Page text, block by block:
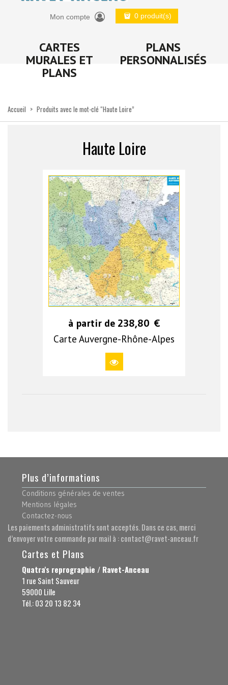
Mon compte 0 produit(s)
CARTES
MURALES ET
PLANS
PLANS
PERSONNALISÉS
Accueil > Produits avec le mot-clé “Haute Loire”
Haute Loire
à partir de 238,80 €
Carte Auvergne-Rhône-Alpes
Plus d’informations
Conditions générales de ventes
Mentions légales
Contactez-nous
Les paiements administratifs sont acceptés. Dans ce cas, merci
d’envoyer votre commande par mail à : contact@ravet-anceau.fr
Cartes et Plans
Quatra's reprographie / Ravet-Anceau
1 rue Saint Sauveur
59000 Lille
Tél.: 03 20 13 82 34